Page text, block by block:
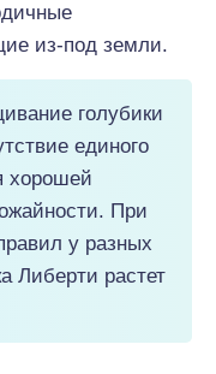
из-под земли.
голубики
единого
хорошей
При
у разных
Либерти растет